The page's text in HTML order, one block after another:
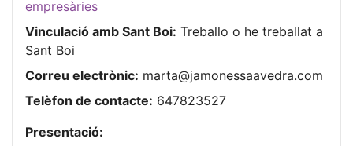
empresàries
Vinculació amb Sant Boi: Treballo o he treballat a
Sant Boi
Correu electrònic: marta@jamonessaavedra.com
Telèfon de contacte: 647823527
Presentació: